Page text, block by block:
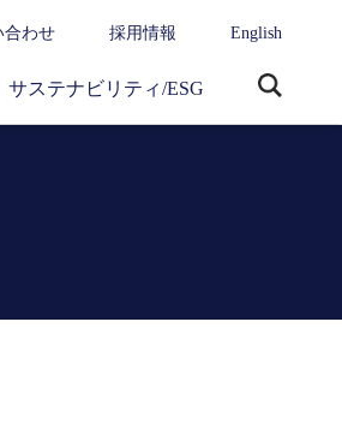
合わせ 採用情報 English
サステナビリティ/ESG